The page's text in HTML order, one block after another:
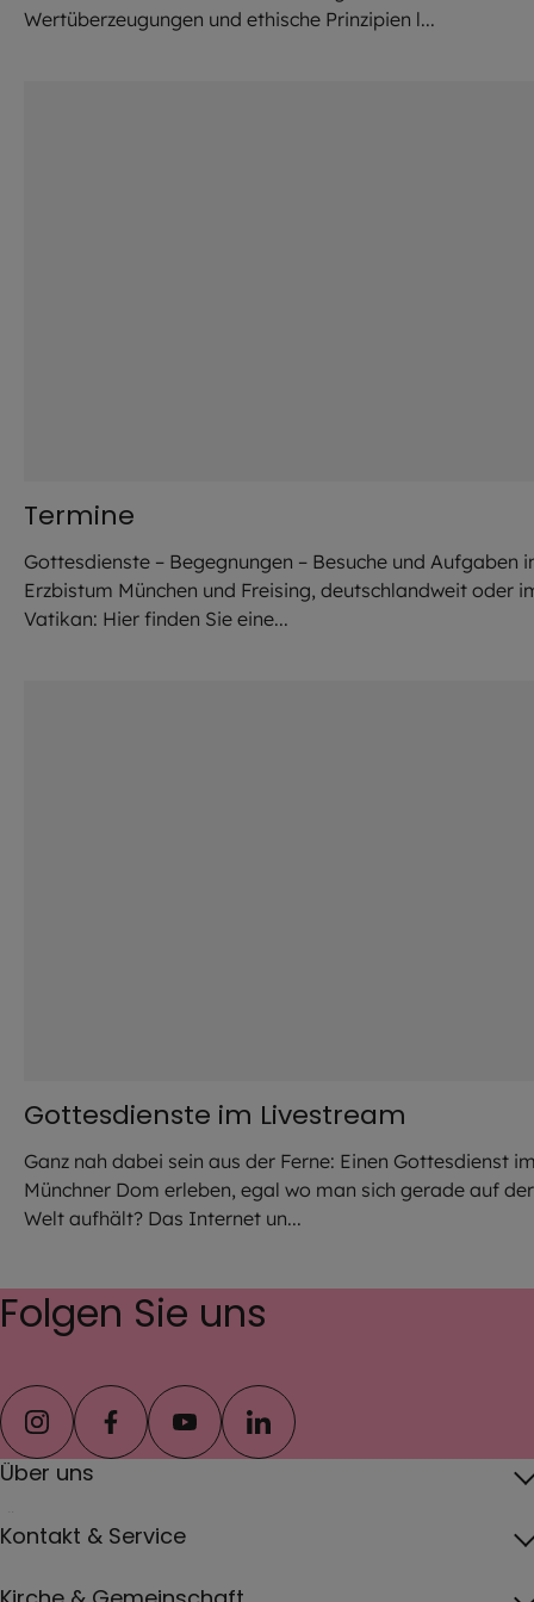
Wertüberzeugungen und ethische Prinzipien l...
Termine
Gottesdienste – Begegnungen – Besuche und Aufgaben
Erzbistum München und Freising, deutschlandweit oder
Vatikan: Hier finden Sie eine...
Gottesdienste im Livestream
Ganz nah dabei sein aus der Ferne: Einen Gottesdienst
Münchner Dom erleben, egal wo man sich gerade auf der
Welt aufhält? Das Internet un...
Folgen Sie uns
instagramfacebookyoutubelinkedin
Über uns
Kontakt & Service